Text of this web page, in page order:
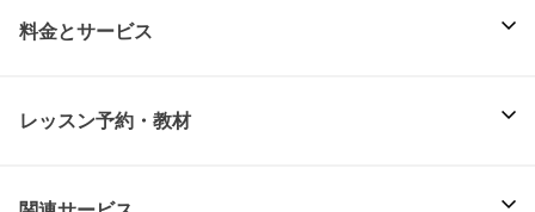
料金とサービス
レッスン予約・教材